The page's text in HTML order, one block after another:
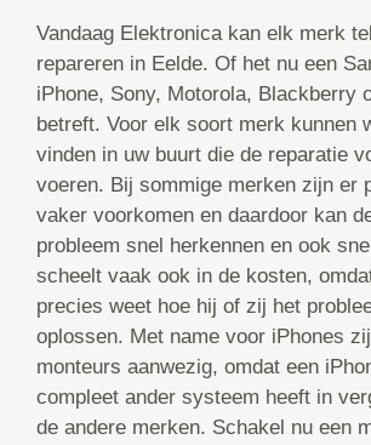
Vandaag Elektronica kan elk merk
repareren in Eelde. Of het nu een
iPhone, Sony, Motorola, Blackberry
betreft. Voor elk soort merk kunnen
vinden in uw buurt die de reparatie
voeren. Bij sommige merken zijn er
vaker voorkomen en daardoor kan
probleem snel herkennen en ook
scheelt vaak ook in de kosten,
precies weet hoe hij of zij het
oplossen. Met name voor iPhones
monteurs aanwezig, omdat een
compleet ander systeem heeft in
de andere merken. Schakel nu een